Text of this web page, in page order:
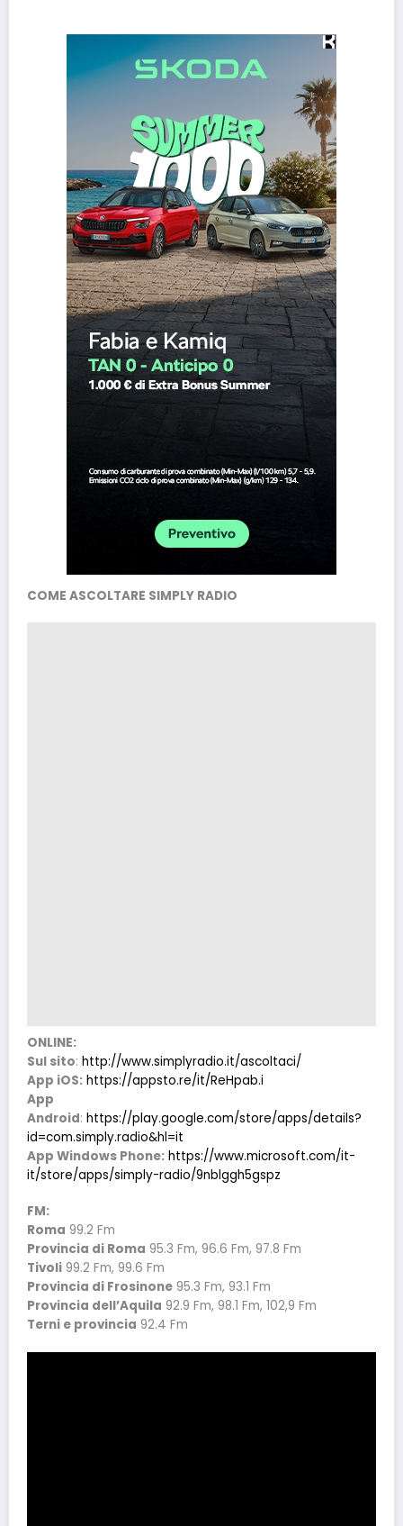
COME ASCOLTARE SIMPLY RADIO
ONLINE:
Sul sito: http://www.simplyradio.it/ascoltaci/
App iOS: https://appsto.re/it/ReHpab.i
App
Android: https://play.google.com/store/apps/details?
id=com.simply.radio&hl=it
App Windows Phone: https://www.microsoft.com/it-
it/store/apps/simply-radio/9nblggh5gspz
FM:
Roma 99.2 Fm
Provincia di Roma 95.3 Fm, 96.6 Fm, 97.8 Fm
Tivoli 99.2 Fm, 99.6 Fm
Provincia di Frosinone 95.3 Fm, 93.1 Fm
Provincia dell’Aquila 92.9 Fm, 98.1 Fm, 102,9 Fm
Terni e provincia 92.4 Fm